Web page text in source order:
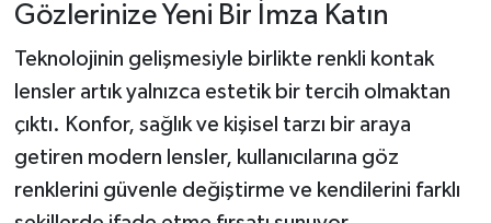
Gözlerinize Yeni Bir İmza Katın
Teknolojinin gelişmesiyle birlikte renkli kontak
lensler artık yalnızca estetik bir tercih olmaktan
çıktı. Konfor, sağlık ve kişisel tarzı bir araya
getiren modern lensler, kullanıcılarına göz
renklerini güvenle değiştirme ve kendilerini farklı